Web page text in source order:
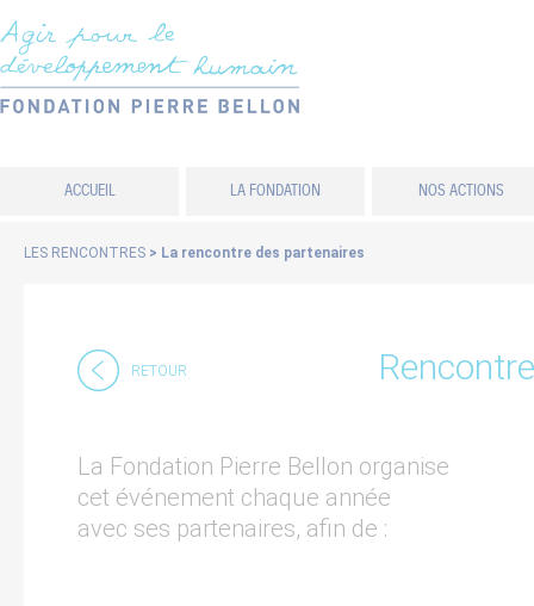
ACCUEIL LA FONDATION NOS ACTIONS
LES RENCONTRES > La rencontre des partenaires
RETOUR
La Fondation Pierre Bellon organise
cet événement chaque année
avec ses partenaires, afin de :